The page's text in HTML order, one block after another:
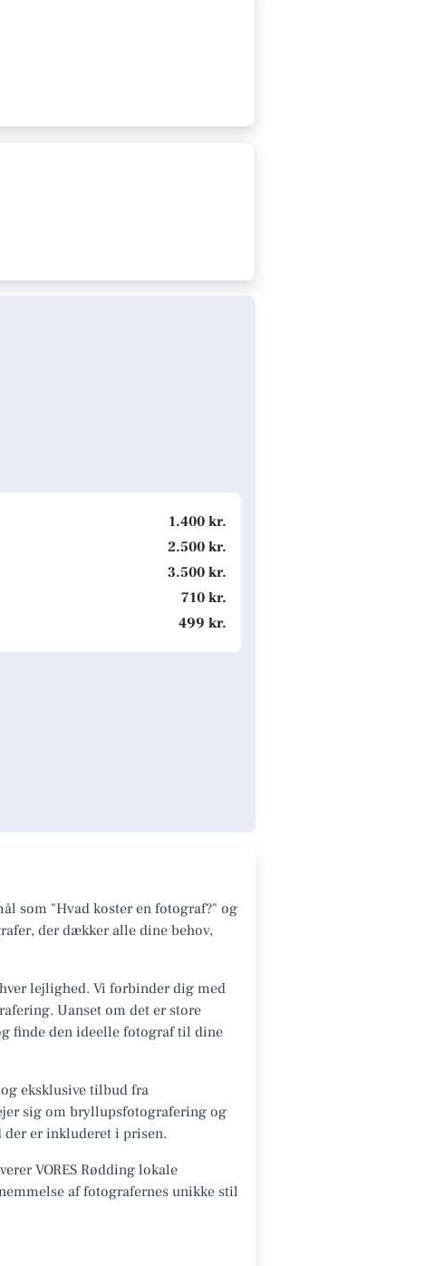
1.400 kr.
2.500 kr.
3.500 kr.
710 kr.
499 kr.
som "Hvad koster en fotograf?" og
der dækker alle dine behov,
lejlighed. Vi forbinder dig med
Uanset om det er store
finde den ideelle fotograf til dine
eksklusive tilbud fra
sig om bryllupsfotografering og
der er inkluderet i prisen.
VORES Rødding lokale
af fotografernes unikke stil